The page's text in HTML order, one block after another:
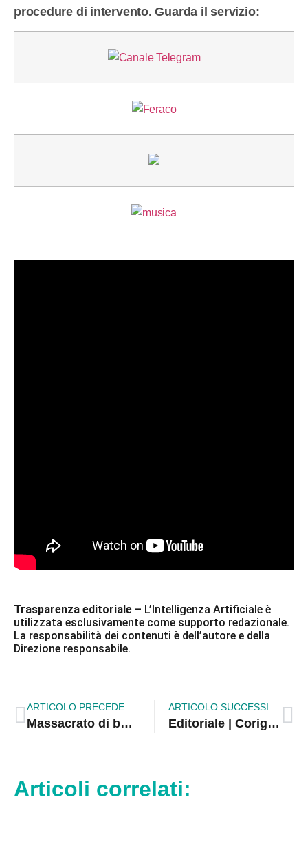
procedure di intervento. Guarda il servizio:
Trasparenza editoriale – L’Intelligenza Artificiale è
utilizzata esclusivamente come supporto redazionale.
La responsabilità dei contenuti è dell’autore e della
Direzione responsabile.
Massacrato di botte sul lungomare di Rossano: giovane pakistano finisce in ospedale Editoriale | Corigliano Rossano, quanto sangue deve ancora scorrere prima di dire sì all’Esercito?
Articoli correlati: